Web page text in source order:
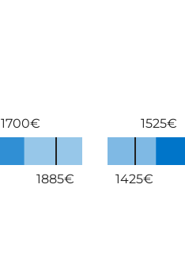
1885€
1700€
1425€
1525€